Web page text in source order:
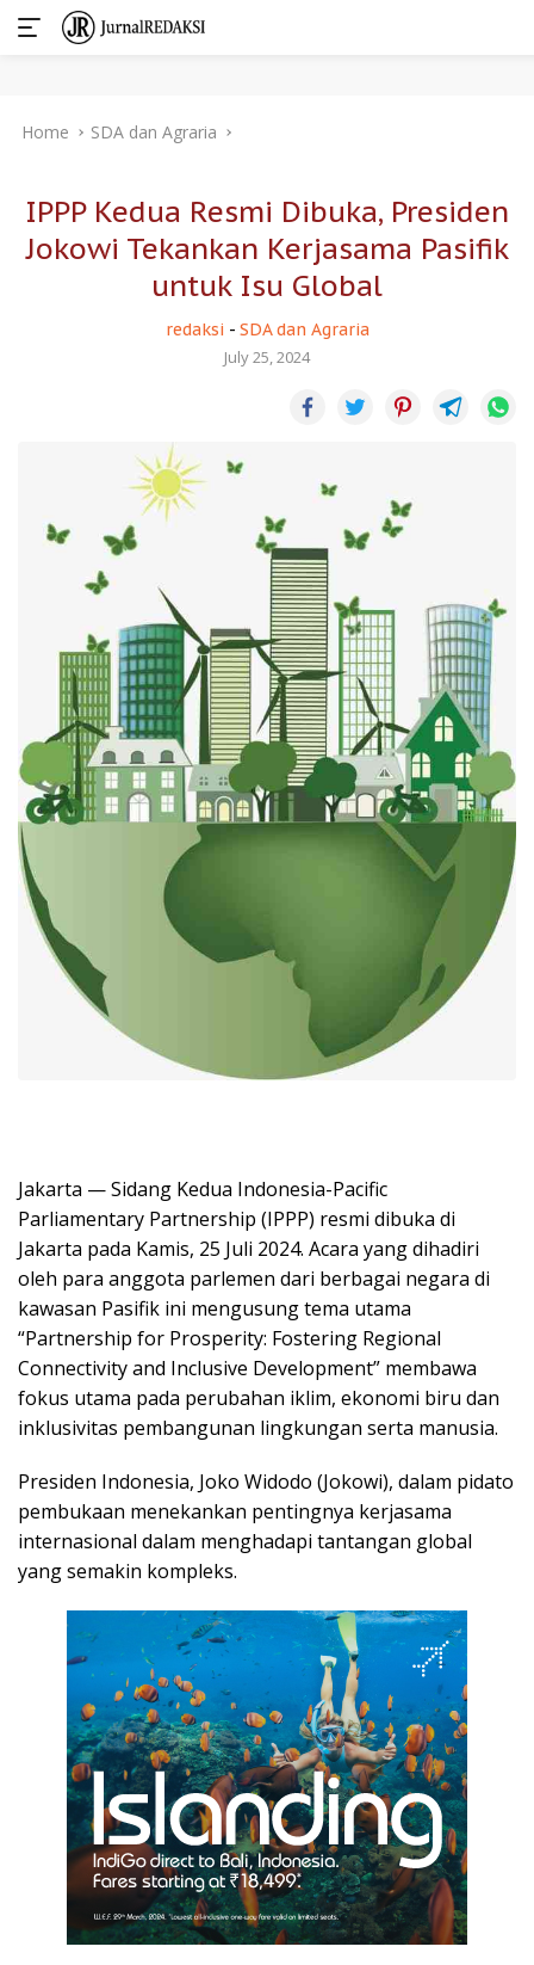
Home SDA dan Agraria
IPPP Kedua Resmi Dibuka, Presiden
Jokowi Tekankan Kerjasama Pasifik
untuk Isu Global
redaksi - SDA dan Agraria
July 25, 2024
Jakarta — Sidang Kedua Indonesia-Pacific
Parliamentary Partnership (IPPP) resmi dibuka di
Jakarta pada Kamis, 25 Juli 2024. Acara yang dihadiri
oleh para anggota parlemen dari berbagai negara di
kawasan Pasifik ini mengusung tema utama
“Partnership for Prosperity: Fostering Regional
Connectivity and Inclusive Development” membawa
fokus utama pada perubahan iklim, ekonomi biru dan
inklusivitas pembangunan lingkungan serta manusia.
Presiden Indonesia, Joko Widodo (Jokowi), dalam pidato
pembukaan menekankan pentingnya kerjasama
internasional dalam menghadapi tantangan global
yang semakin kompleks.